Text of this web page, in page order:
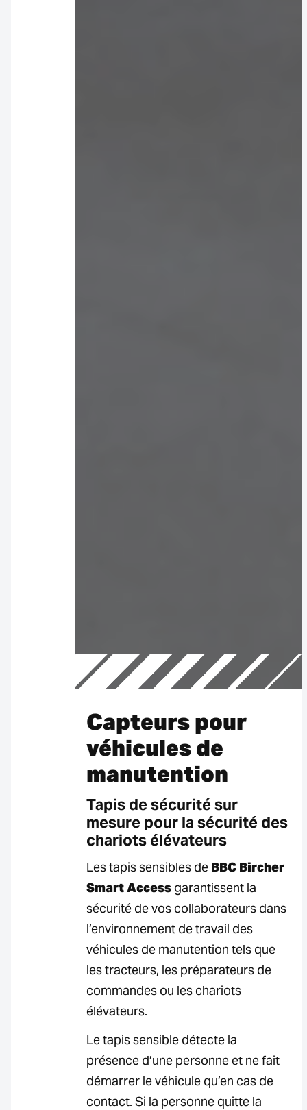
Capteurs pour
véhicules de
manutention
Tapis de sécurité sur
mesure pour la sécurité des
chariots élévateurs
Les tapis sensibles de BBC Bircher
Smart Access garantissent la
sécurité de vos collaborateurs dans
l’environnement de travail des
véhicules de manutention tels que
les tracteurs, les préparateurs de
commandes ou les chariots
élévateurs.
Le tapis sensible détecte la
présence d’une personne et ne fait
démarrer le véhicule qu’en cas de
contact. Si la personne quitte la